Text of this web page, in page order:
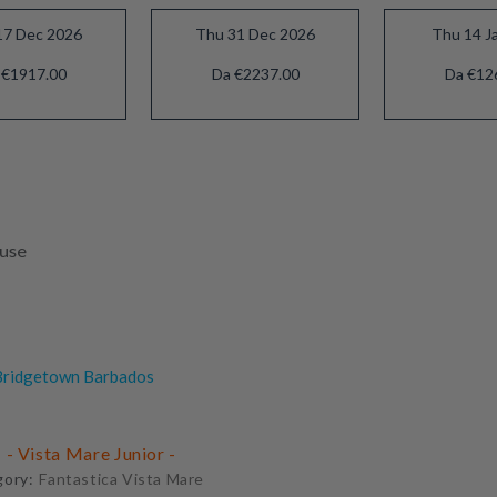
Dec 2026 Thu 31 Dec 2026
Da €2237.00
Thu 14
Da
Barbados
Vista Mare Junior -
Fantastica Vista Mare